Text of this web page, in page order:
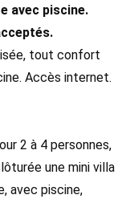
avec piscine.
tout confort
Accès internet.
2 à 4 personnes,
une mini villa
avec piscine,